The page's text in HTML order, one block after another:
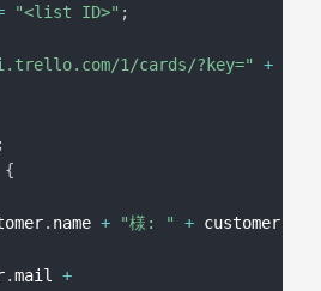
"<list ID>" ;
1/cards/?key="
+
;
{
. name + "様: " + customer
.mail +